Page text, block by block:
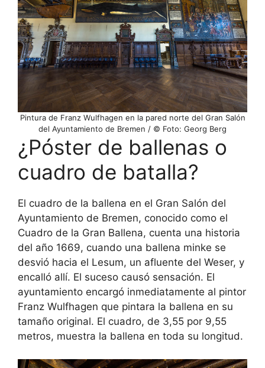
Pintura de Franz Wulfhagen en la pared norte del Gran Salón
del Ayuntamiento de Bremen / © Foto: Georg Berg
¿Póster de ballenas o
cuadro de batalla?
El cuadro de la ballena en el Gran Salón del
Ayuntamiento de Bremen, conocido como el
Cuadro de la Gran Ballena, cuenta una historia
del año 1669, cuando una ballena minke se
desvió hacia el Lesum, un afluente del Weser, y
encalló allí. El suceso causó sensación. El
ayuntamiento encargó inmediatamente al pintor
Franz Wulfhagen que pintara la ballena en su
tamaño original. El cuadro, de 3,55 por 9,55
metros, muestra la ballena en toda su longitud.